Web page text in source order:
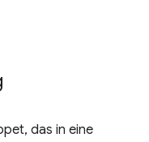
das in eine